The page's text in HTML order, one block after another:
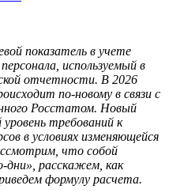
показатель в учете
используемый в
отчетности. В 2026
по-новому в связи с
Росстатом. Новый
требований к
в условиях изменяющейся
что собой
дни», расскажем, как
формулу расчета.